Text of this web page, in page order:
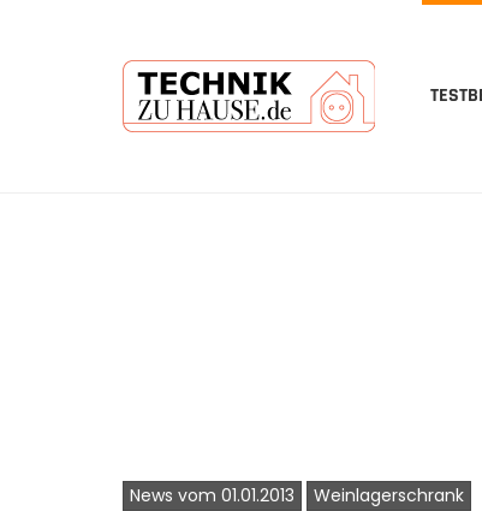
News vom 01.01.2013 Weinlagerschrank